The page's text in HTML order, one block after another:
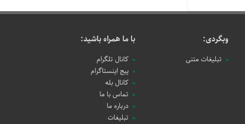
وبگردی:
تبلیغات متنی
با ما همراه باشید:
کانال تلگرام
پیج اینستاگرام
کانال بله
تماس با ما
درباره ما
تبلیغات